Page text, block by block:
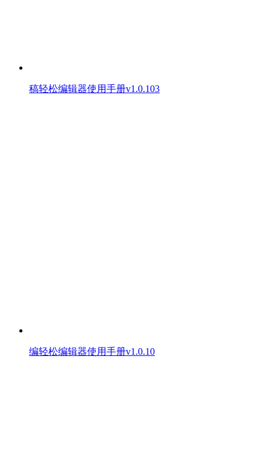
稿轻松编辑器使用手册v1.0.103
编轻松编辑器使用手册v1.0.10